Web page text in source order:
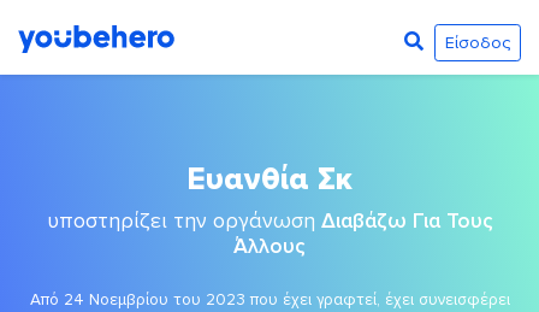
Είσοδος
Ευανθία Σκ
υποστηρίζει την οργάνωση Διαβάζω Για Τους
Άλλους
Από 24 Νοεμβρίου του 2023 που έχει γραφτεί, έχει συνεισφέρει